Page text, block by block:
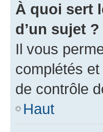
À quoi sert
d’un sujet ?
Il vous
complétés
de contrôle
Haut